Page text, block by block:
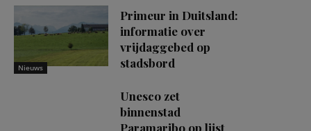
Nieuws
Primeur in Duitsland:
informatie over
vrijdaggebed op
stadsbord
Unesco zet
binnenstad
Paramaribo op lijst